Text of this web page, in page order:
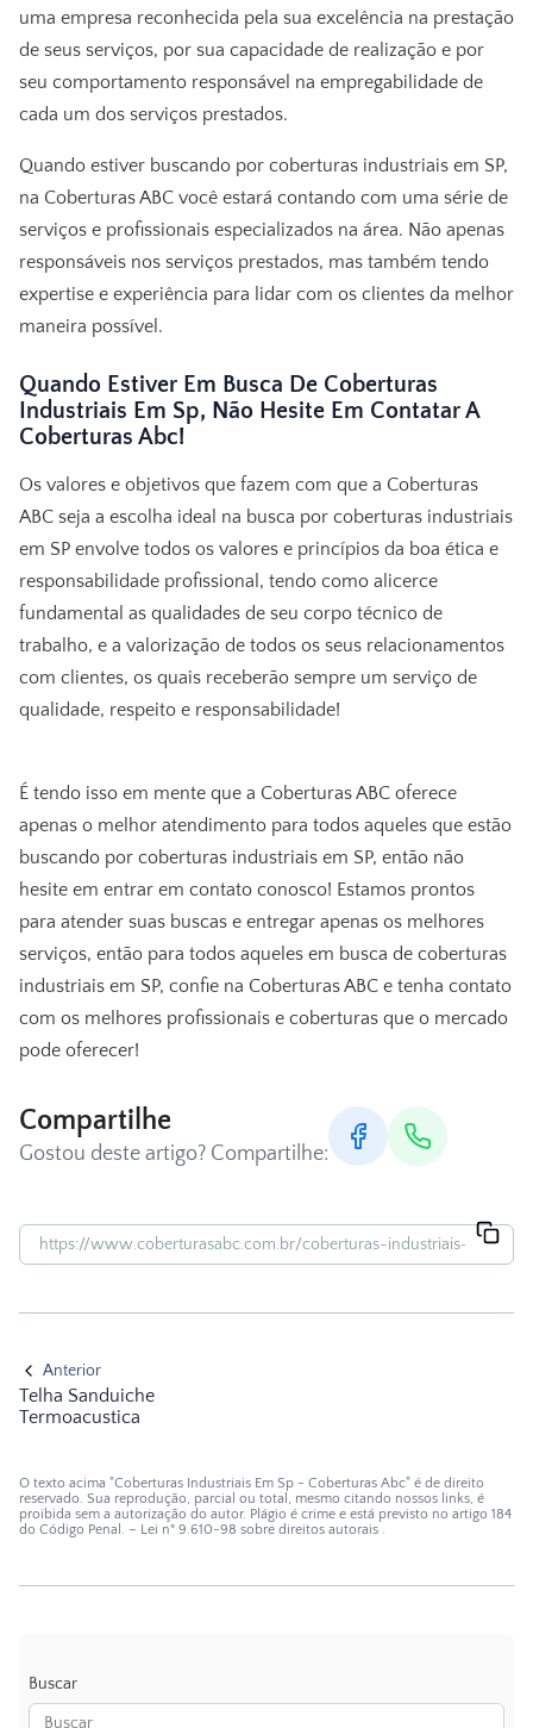
uma empresa reconhecida pela sua excelência na prestação
de seus serviços, por sua capacidade de realização e por
seu comportamento responsável na empregabilidade de
cada um dos serviços prestados.
Quando estiver buscando por coberturas industriais em SP,
na Coberturas ABC você estará contando com uma série de
serviços e profissionais especializados na área. Não apenas
responsáveis nos serviços prestados, mas também tendo
expertise e experiência para lidar com os clientes da melhor
maneira possível.
Quando Estiver Em Busca De Coberturas
Industriais Em Sp, Não Hesite Em Contatar A
Coberturas Abc!
Os valores e objetivos que fazem com que a Coberturas
ABC seja a escolha ideal na busca por coberturas industriais
em SP envolve todos os valores e princípios da boa ética e
responsabilidade profissional, tendo como alicerce
fundamental as qualidades de seu corpo técnico de
trabalho, e a valorização de todos os seus relacionamentos
com clientes, os quais receberão sempre um serviço de
qualidade, respeito e responsabilidade!
É tendo isso em mente que a Coberturas ABC oferece
apenas o melhor atendimento para todos aqueles que estão
buscando por coberturas industriais em SP, então não
hesite em entrar em contato conosco! Estamos prontos
para atender suas buscas e entregar apenas os melhores
serviços, então para todos aqueles em busca de coberturas
industriais em SP, confie na Coberturas ABC e tenha contato
com os melhores profissionais e coberturas que o mercado
pode oferecer!
Compartilhe
Gostou deste artigo? Compartilhe:
Anterior
Telha Sanduiche
Termoacustica
O texto acima "Coberturas Industriais Em Sp - Coberturas Abc" é de direito
reservado. Sua reprodução, parcial ou total, mesmo citando nossos links, é
proibida sem a autorização do autor. Plágio é crime e está previsto no artigo 184
do Código Penal. – Lei n° 9.610-98 sobre direitos autorais .
Buscar